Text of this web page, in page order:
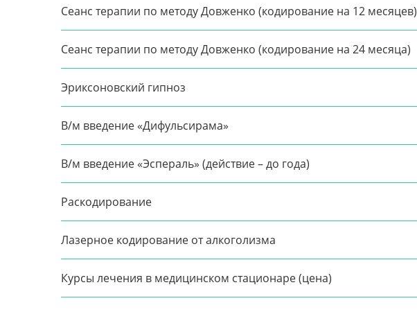
Сеанс терапии по методу Довженко (кодирование на 12 месяцев)
Сеанс терапии по методу Довженко (кодирование на 24 месяца)
Эриксоновский гипноз
В/м введение «Дифульсирама»
В/м введение «Эспераль» (действие – до года)
Раскодирование
Лазерное кодирование от алкоголизма
Курсы лечения в медицинском стационаре (цена)